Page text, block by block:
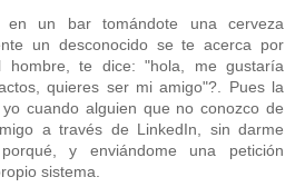
en un bar tomándote una cerveza
un desconocido se te acerca por
hombre, te dice: "hola, me gustaría
quieres ser mi amigo"?. Pues la
cuando alguien que no conozco de
a través de LinkedIn, sin darme
y enviándome una petición
sistema.